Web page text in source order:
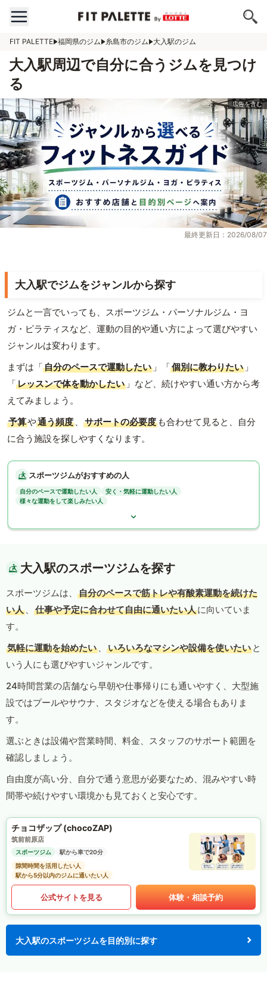
FIT PALETTE 福岡県のジム 糸島市のジム 大入駅のジム
大入駅周辺で自分に合うジムを見つけ
る
最終更新日：2026/08/07
大入駅でジムをジャンルから探す
ジムと一言でいっても、スポーツジム・パーソナルジム・ヨ
ガ・ピラティスなど、運動の目的や通い方によって選びやすい
ジャンルは変わります。
まずは「自分のペースで運動したい 」「個別に教わりたい 」
「レッスンで体を動かしたい 」など、続けやすい通い方から考
えてみましょう。
予算や通う頻度 、 サポートの必要度 も合わせて見ると、自分
に合う施設を探しやすくなります。
スポーツジムがおすすめの人
自分のペースで運動したい人
安く・気軽に運動したい人
様々な運動をして楽しみたい人
大入駅のスポーツジムを探す
スポーツジムは、
自分のペースで筋トレや有酸素運動を続けた
い人 、 仕事や予定に合わせて自由に通いたい人に向いていま
す。
気軽に運動を始めたい 、 いろいろなマシンや設備を使いたい と
いう人にも選びやすいジャンルです。
24時間営業の店舗なら早朝や仕事帰りにも通いやすく、大型施
設ではプールやサウナ、スタジオなどを使える場合もありま
す。
選ぶときは設備や営業時間、料金、スタッフのサポート範囲を
確認しましょう。
自由度が高い分、自分で通う意思が必要なため、混みやすい時
間帯や続けやすい環境かも見ておくと安心です。
チョコザップ (chocoZAP)
筑前前原店
スポーツジム
駅から車で20分
隙間時間を活用したい人
駅から5分以内のジムに通いたい人
公式サイトを見る 体験・相談予約
大入駅のスポーツジムを目的別に探す